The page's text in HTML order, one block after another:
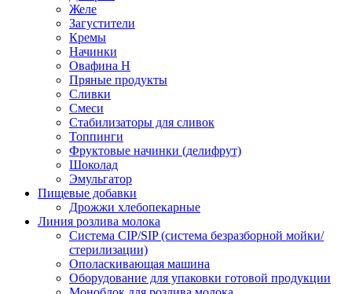
Желe
Загустители
Кремы
Начинки
Овафина Н
Пряные продукты
Сливки
Смеси
Стабилизаторы для сливок
Топпинги
Фруктовые начинки (делифрут)
Шоколад
Эмульгатор
Пищевые добавки
Дрожжи хлебопекарные
Линия розлива молока
Система CIP/SIP (система безразборной мойки/
стерилизации)
Ополаскивающая машина
Оборудование для упаковки готовой продукции